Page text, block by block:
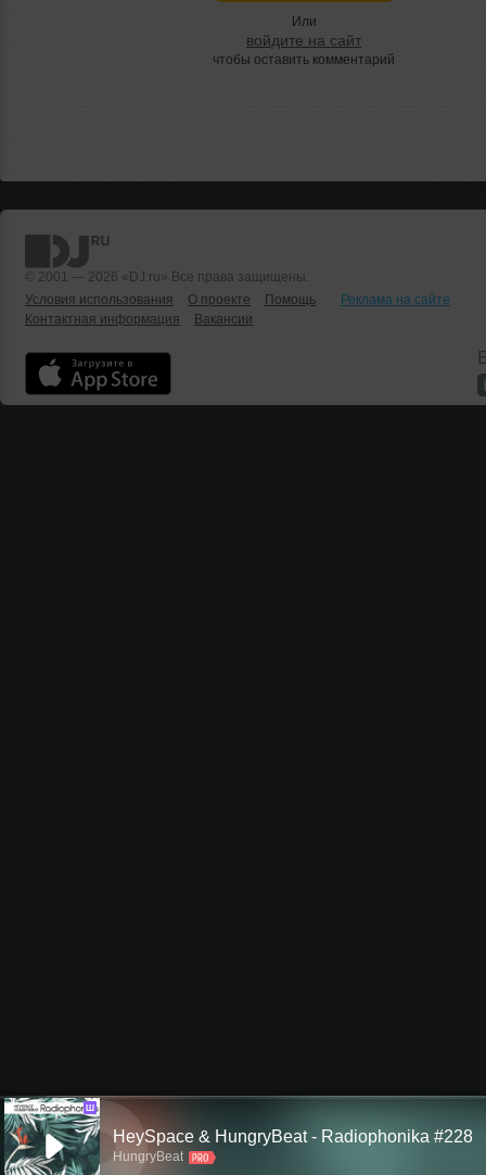
Или
войдите на сайт
чтобы оставить комментарий
© 2001 — 2026 «DJ.ru» Все права защищены.
Условия использования
О проекте Помощь
Реклама на сайте
Контактная информация
Вакансии
Ш
HeySpace & HungryBeat - Radiophonika #228
HungryBeat